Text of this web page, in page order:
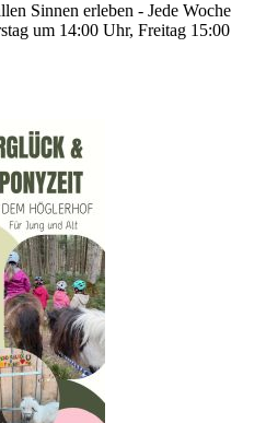
Sinnen erleben - Jede Woche
um 14:00 Uhr, Freitag 15:00